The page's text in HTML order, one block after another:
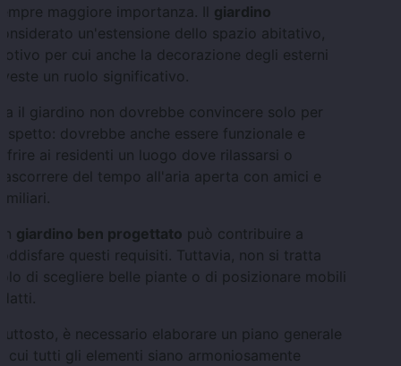
maggiore importanza. Il giardino
un'estensione dello spazio abitativo,
per cui anche la decorazione degli esterni
un ruolo significativo.
il giardino non dovrebbe convincere solo per
dovrebbe anche essere funzionale e
ai residenti un luogo dove rilassarsi o
del tempo all'aria aperta con amici e
giardino ben progettato può contribuire a
questi requisiti. Tuttavia, non si tratta
di scegliere belle piante o di posizionare mobili
è necessario elaborare un piano generale
cui tutti gli elementi siano armoniosamente